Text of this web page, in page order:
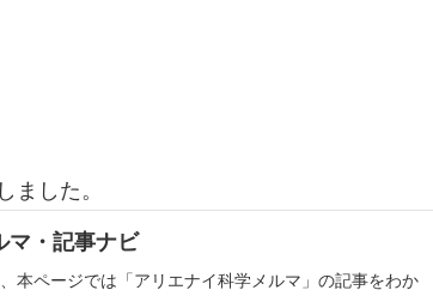
ました。
マ・記事ナビ
本ページでは「アリエナイ科学メルマ」の記事をわか